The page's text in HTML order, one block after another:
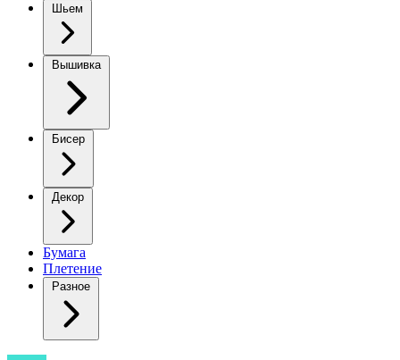
Шьем
Вышивка
Бисер
Декор
Бумага
Плетение
Разное